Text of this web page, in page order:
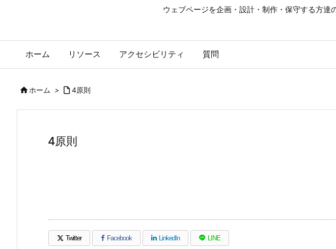
ウェブページを企画・設計・制作・保守する方
ホーム リソース アクセシビリティ 質問
ホーム > 4原則
4原則
Twitter
（新しいウィンドウで開きます）
Facebook
（新しいウィンドウで開きます）
LinkedIn
（新しいウィンドウで開きます）
LINE
（新しいウィンドウで開きます）